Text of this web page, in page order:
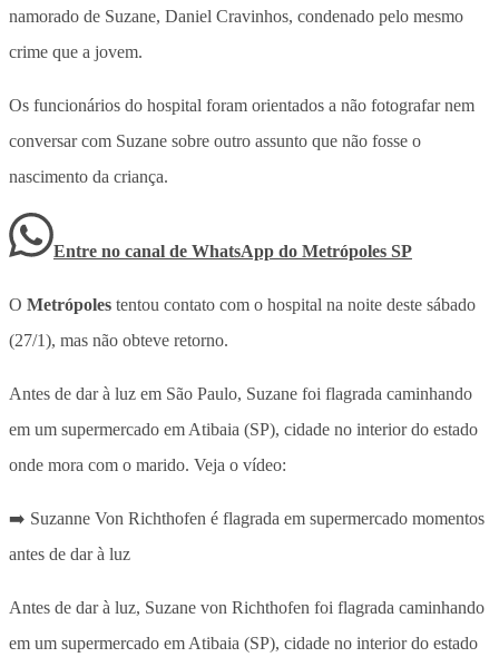
namorado de Suzane, Daniel Cravinhos, condenado pelo mesmo
crime que a jovem.
Os funcionários do hospital foram orientados a não fotografar nem
conversar com Suzane sobre outro assunto que não fosse o
nascimento da criança.
Entre no canal de WhatsApp do Metrópoles SP
O Metrópoles tentou contato com o hospital na noite deste sábado
(27/1), mas não obteve retorno.
Antes de dar à luz em São Paulo, Suzane foi flagrada caminhando
em um supermercado em Atibaia (SP), cidade no interior do estado
onde mora com o marido. Veja o vídeo:
➡️ Suzanne Von Richthofen é flagrada em supermercado momentos
antes de dar à luz
Antes de dar à luz, Suzane von Richthofen foi flagrada caminhando
em um supermercado em Atibaia (SP), cidade no interior do estado